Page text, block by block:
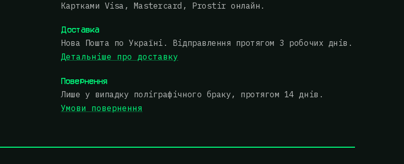
Картками Visa, Mastercard, Prostir онлайн.
Доставка
Нова Пошта по Україні. Відправлення протягом 3 робочих днів.
Детальніше про доставку
Повернення
Лише у випадку поліграфічного браку, протягом 14 днів.
Умови повернення